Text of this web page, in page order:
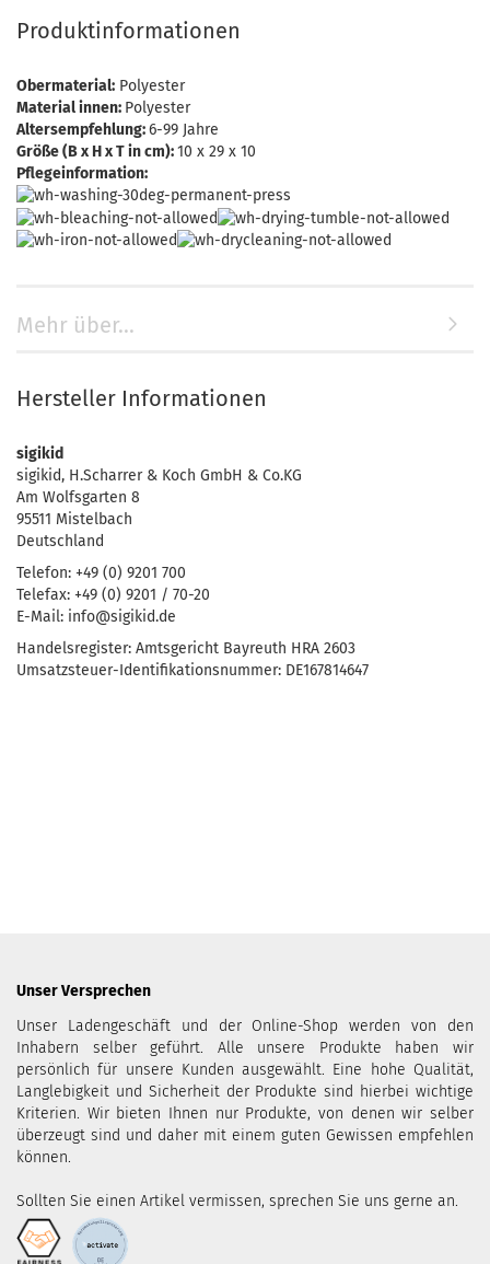
Produktinformationen
Obermaterial: Polyester
Material innen: Polyester
Altersempfehlung:6-99 Jahre
Größe (B x H x T in cm):10 x 29 x 10
Pflegeinformation:
Mehr über...
Hersteller Informationen
sigikid
sigikid, H.Scharrer & Koch GmbH & Co.KG
Am Wolfsgarten 8
95511 Mistelbach
Deutschland
Telefon: +49 (0) 9201 700
Telefax: +49 (0) 9201 / 70-20
E-Mail: info@sigikid.de
Handelsregister: Amtsgericht Bayreuth HRA 2603
Umsatzsteuer-Identifikationsnummer: DE167814647
Unser Versprechen
Unser Ladengeschäft und der Online-Shop werden von den
Inhabern selber geführt. Alle unsere Produkte haben wir
persönlich für unsere Kunden ausgewählt. Eine hohe Qualität,
Langlebigkeit und Sicherheit der Produkte sind hierbei wichtige
Kriterien. Wir bieten Ihnen nur Produkte, von denen wir selber
überzeugt sind und daher mit einem guten Gewissen empfehlen
können.
Sollten Sie einen Artikel vermissen, sprechen Sie uns gerne an.